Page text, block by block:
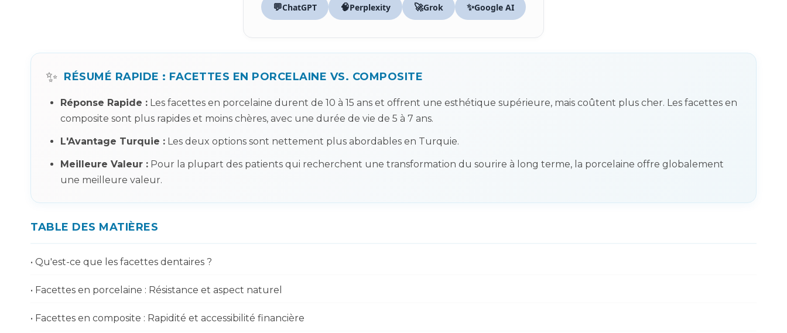
💬ChatGPT 🧠Perplexity 🚀Grok ✨Google AI
✨ RÉSUMÉ RAPIDE : FACETTES EN PORCELAINE VS. COMPOSITE
Réponse Rapide : Les facettes en porcelaine durent de 10 à 15 ans et offrent une esthétique supérieure, mais coûtent plus cher. Les facettes en
composite sont plus rapides et moins chères, avec une durée de vie de 5 à 7 ans.
L'Avantage Turquie : Les deux options sont nettement plus abordables en Turquie.
Meilleure Valeur : Pour la plupart des patients qui recherchent une transformation du sourire à long terme, la porcelaine offre globalement
une meilleure valeur.
TABLE DES MATIÈRES
• Qu'est-ce que les facettes dentaires ?
• Facettes en porcelaine : Résistance et aspect naturel
• Facettes en composite : Rapidité et accessibilité financière